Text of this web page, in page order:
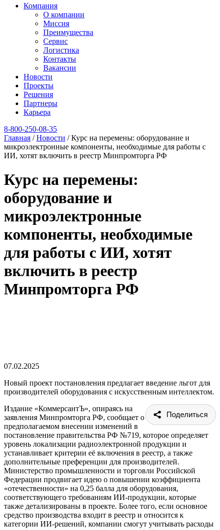
Компания
О компании
Миссия
Преимущества
Сервис
Логистика
Контакты
Вакансии
Новости
Проекты
Решения
Партнеры
Карьера
8‑800‑250‑08‑35
Главная /Новости /Курс на перемены: оборудование и
микроэлектронные компоненты, необходимые для работы с
ИИ, хотят включить в реестр Минпромторга РФ
Курс на перемены:
оборудование и
микроэлектронные
компоненты, необходимые
для работы с ИИ, хотят
включить в реестр
Минпромторга РФ
07.02.2025
Новый проект постановления предлагает введение льгот для
производителей оборудования с искусственным интеллектом.
Поделиться
Издание «КоммерсантЪ», опираясь на
заявления Минпромторга РФ, сообщает о
предполагаемом внесении изменений в
постановление правительства РФ №719, которое определяет
уровень локализации радиоэлектронной продукции и
устанавливает критерии её включения в реестр, а также
дополнительные преференции для производителей.
Министерство промышленности и торговли Российской
Федерации продвигает идею о повышении коэффициента
«отечественности» на 0,25 балла для оборудования,
соответствующего требованиям ИИ-продукции, которые
также детализированы в проекте. Более того, если основное
средство производства входит в реестр и относится к
категории ИИ-решений, компании смогут учитывать расходы